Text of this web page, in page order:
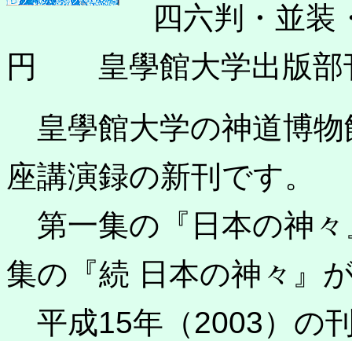
四六判・並装
円 皇學館大学出版部
皇學館大学の神道博
座講演録の新刊です。
第一集の『日本の神々
集の『続 日本の神々』
平成15年（2003）の